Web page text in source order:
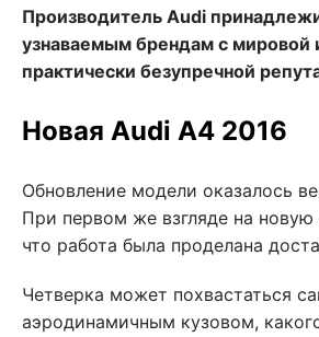
Производитель Audi
узнаваемым брендам с мировой
практически безупречной
Новая Audi A4 2016
Обновление модели оказалось
При первом же взгляде на новую
что работа была проделана
Четверка может похвастаться
аэродинамичным кузовом,